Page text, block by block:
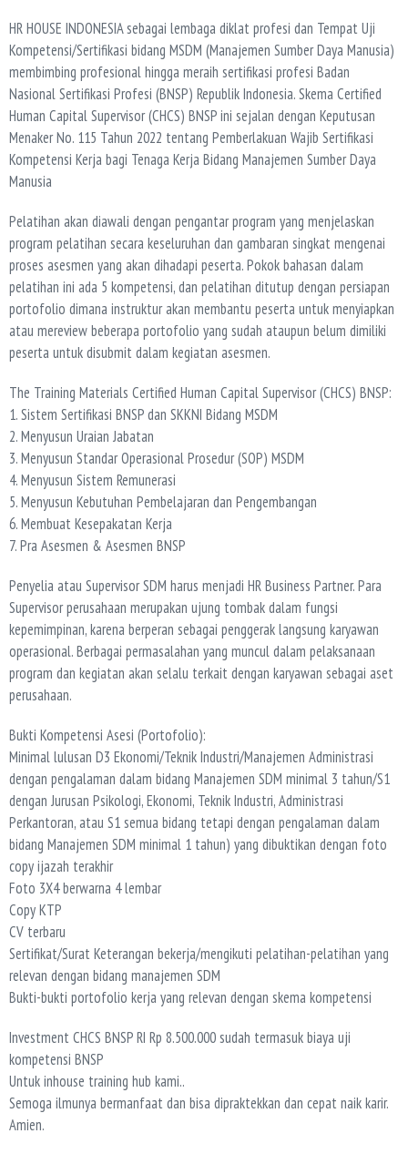
HR HOUSE INDONESIA sebagai lembaga diklat profesi dan Tempat Uji
Kompetensi/Sertifikasi bidang MSDM (Manajemen Sumber Daya Manusia)
membimbing profesional hingga meraih sertifikasi profesi Badan
Nasional Sertifikasi Profesi (BNSP) Republik Indonesia. Skema Certified
Human Capital Supervisor (CHCS) BNSP ini sejalan dengan Keputusan
Menaker No. 115 Tahun 2022 tentang Pemberlakuan Wajib Sertifikasi
Kompetensi Kerja bagi Tenaga Kerja Bidang Manajemen Sumber Daya
Manusia
Pelatihan akan diawali dengan pengantar program yang menjelaskan
program pelatihan secara keseluruhan dan gambaran singkat mengenai
proses asesmen yang akan dihadapi peserta. Pokok bahasan dalam
pelatihan ini ada 5 kompetensi, dan pelatihan ditutup dengan persiapan
portofolio dimana instruktur akan membantu peserta untuk menyiapkan
atau mereview beberapa portofolio yang sudah ataupun belum dimiliki
peserta untuk disubmit dalam kegiatan asesmen.
The Training Materials Certified Human Capital Supervisor (CHCS) BNSP:
1. Sistem Sertifikasi BNSP dan SKKNI Bidang MSDM
2. Menyusun Uraian Jabatan
3. Menyusun Standar Operasional Prosedur (SOP) MSDM
4. Menyusun Sistem Remunerasi
5. Menyusun Kebutuhan Pembelajaran dan Pengembangan
6. Membuat Kesepakatan Kerja
7. Pra Asesmen & Asesmen BNSP
Penyelia atau Supervisor SDM harus menjadi HR Business Partner. Para
Supervisor perusahaan merupakan ujung tombak dalam fungsi
kepemimpinan, karena berperan sebagai penggerak langsung karyawan
operasional. Berbagai permasalahan yang muncul dalam pelaksanaan
program dan kegiatan akan selalu terkait dengan karyawan sebagai aset
perusahaan.
Bukti Kompetensi Asesi (Portofolio):
Minimal lulusan D3 Ekonomi/Teknik Industri/Manajemen Administrasi
dengan pengalaman dalam bidang Manajemen SDM minimal 3 tahun/S1
dengan Jurusan Psikologi, Ekonomi, Teknik Industri, Administrasi
Perkantoran, atau S1 semua bidang tetapi dengan pengalaman dalam
bidang Manajemen SDM minimal 1 tahun) yang dibuktikan dengan foto
copy ijazah terakhir
Foto 3X4 berwarna 4 lembar
Copy KTP
CV terbaru
Sertifikat/Surat Keterangan bekerja/mengikuti pelatihan-pelatihan yang
relevan dengan bidang manajemen SDM
Bukti-bukti portofolio kerja yang relevan dengan skema kompetensi
Investment CHCS BNSP RI Rp 8.500.000 sudah termasuk biaya uji
kompetensi BNSP
Untuk inhouse training hub kami..
Semoga ilmunya bermanfaat dan bisa dipraktekkan dan cepat naik karir.
Amien.